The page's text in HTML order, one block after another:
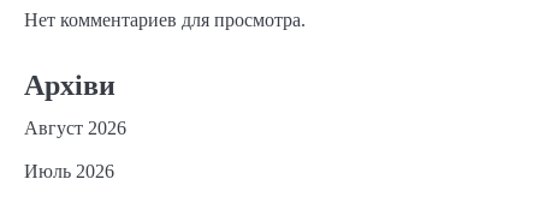
Нет комментариев для просмотра.
Архіви
Август 2026
Июль 2026